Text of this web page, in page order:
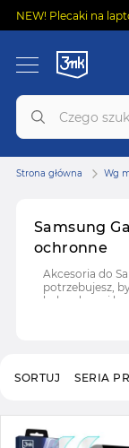
NEW! Plecaki na
Samsung
ochronne
Akcesoria do
potrzebujesz,
hybrydowe i
Strona główna Wg
SERIA
SORTUJ